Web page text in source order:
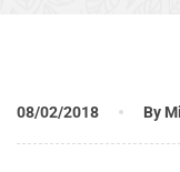
08/02/2018 By